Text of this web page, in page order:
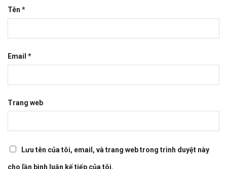
Tên *
Email *
Trang web
Lưu tên của tôi, email, và trang web trong trình duyệt này
cho lần bình luận kế tiếp của tôi.